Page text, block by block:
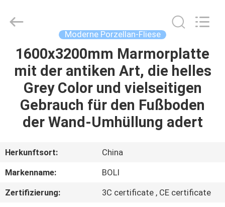
ZU
HAUSE
PRODUKTE
ÜBER
CERAMICS
CO.,LTD..
Moderne Porzellan-Fliese
1600x3200mm Marmorplatte
mit der antiken Art, die helles
Grey Color und vielseitigen
Gebrauch für den Fußboden
der Wand-Umhüllung adert
Herkunftsort:
China
Markenname:
BOLI
Zertifizierung:
3C certificate , CE certificate